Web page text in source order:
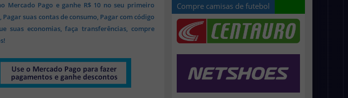
Mercado Pago e ganhe R$ 10 no seu primeiro
suas contas de consumo, Pagar com código
suas economias, faça transferências, compre
Compre camisas de futebol